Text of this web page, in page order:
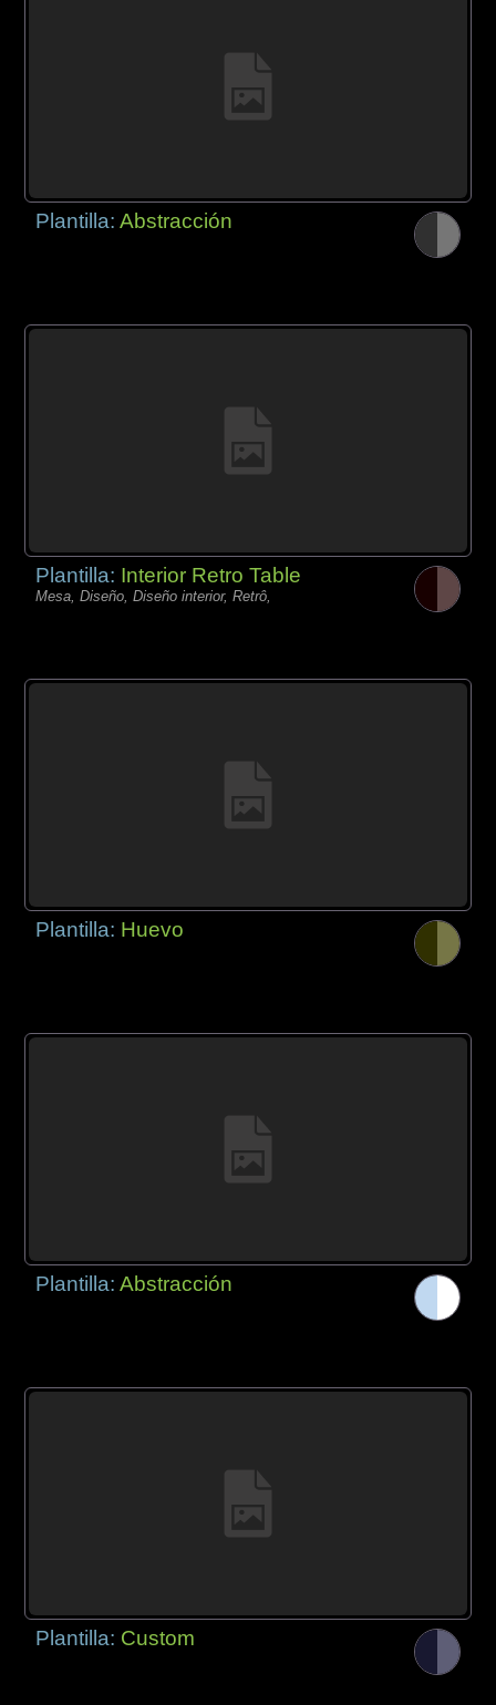
Plantilla:Abstracción
Plantilla: Interior Retro Table
Mesa, Diseño, Diseño interior, Retrô,
Plantilla: Huevo
Plantilla:Abstracción
Plantilla: Custom